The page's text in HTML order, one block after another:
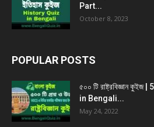
Part...
October 8, 2023
POPULAR POSTS
৫০০ টি রাষ্ট্রবিজ্ঞান
in Bengali...
May 24, 2022